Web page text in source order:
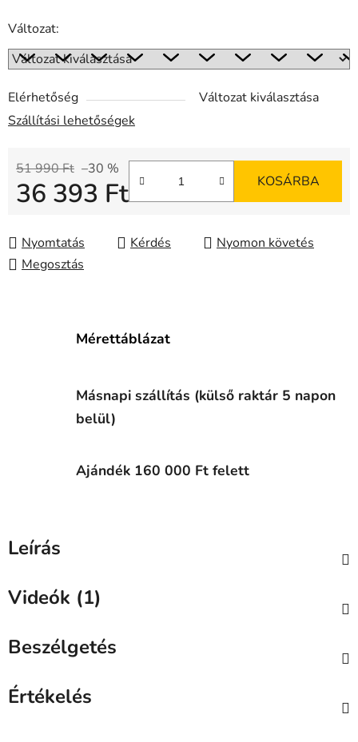
Változat:
Elérhetőség
Változat kiválasztása
Szállítási lehetőségek
51 990 Ft –30 %
36 393 Ft KOSÁRBA
Nyomtatás Kérdés
Nyomon követés
Megosztás
Mérettáblázat
Másnapi szállítás (külső raktár 5 napon
belül)
Ajándék 160 000 Ft felett
Leírás
Videók (1)
Beszélgetés
Értékelés